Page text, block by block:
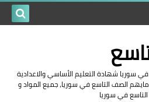
سوريا شهادة التعليم الأساسي والاعدادية
الصف التاسع في سوريا، جميع المواد و
التاسع في سوريا